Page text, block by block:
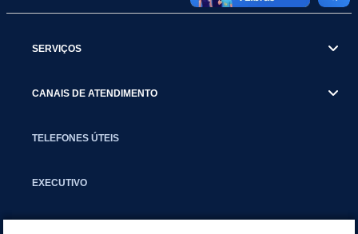
SERVIÇOS
CANAIS DE ATENDIMENTO
TELEFONES ÚTEIS
EXECUTIVO